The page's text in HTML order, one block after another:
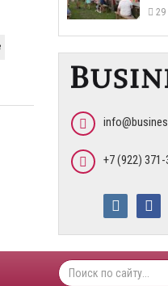
29
+7 (922) 371-